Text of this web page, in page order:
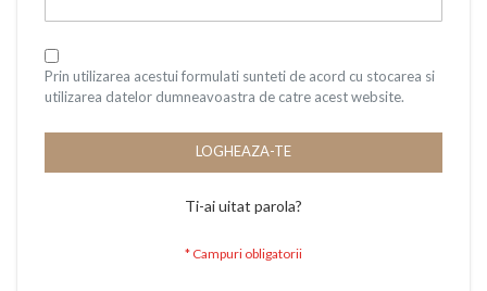
Prin utilizarea acestui formulati sunteti de acord cu stocarea si
utilizarea datelor dumneavoastra de catre acest website.
LOGHEAZA-TE
Ti-ai uitat parola?